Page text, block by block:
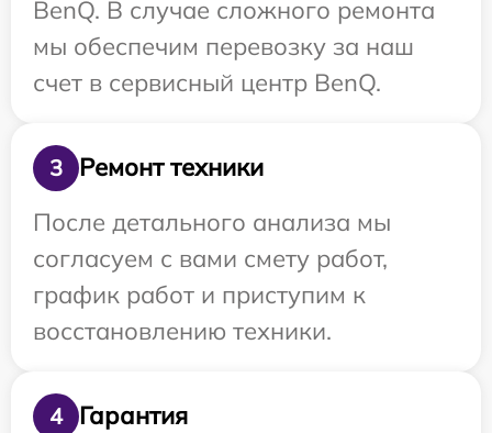
BenQ. В случае сложного ремонта
мы обеспечим перевозку за наш
счет в сервисный центр BenQ.
3
Ремонт техники
После детального анализа мы
согласуем с вами смету работ,
график работ и приступим к
восстановлению техники.
4
Гарантия